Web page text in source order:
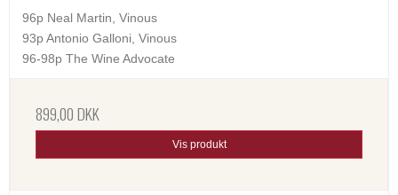
96p Neal Martin, Vinous
93p Antonio Galloni, Vinous
96-98p The Wine Advocate
899,00 DKK
Vis produkt